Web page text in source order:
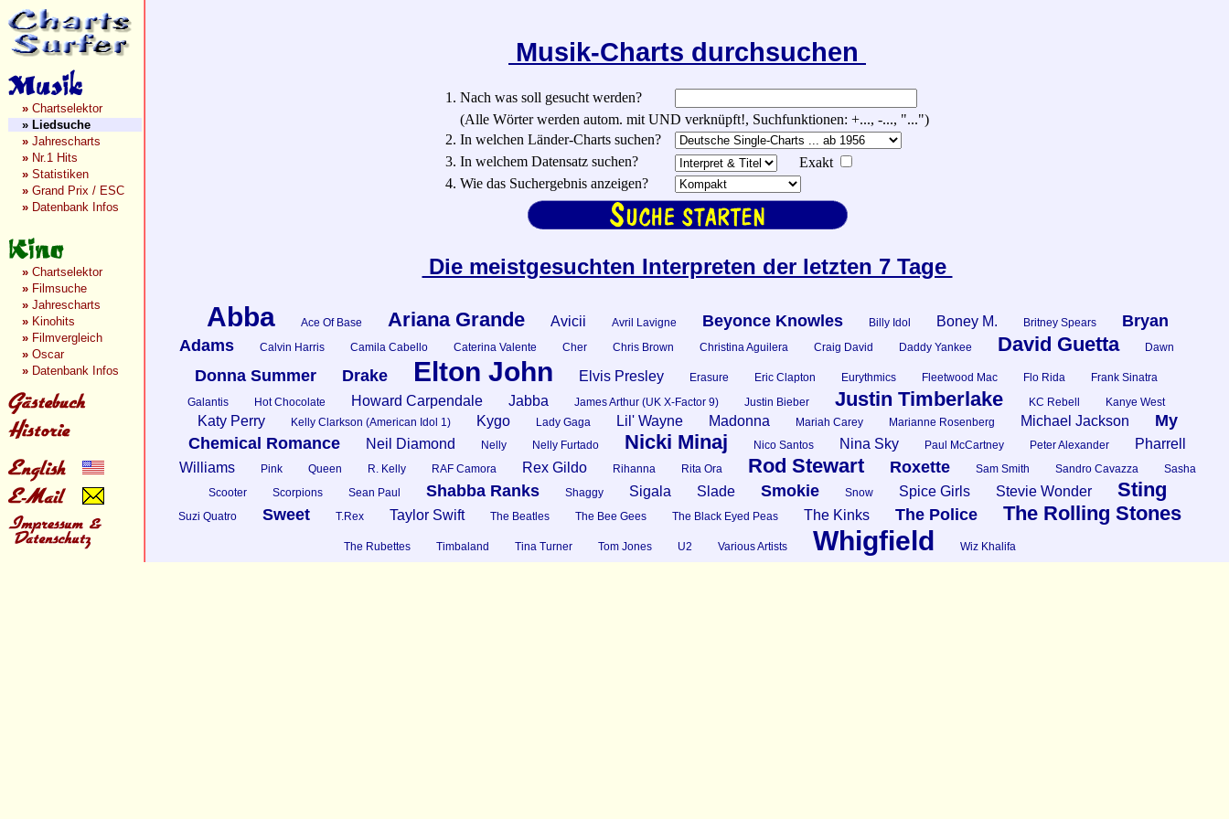
» Chartselektor
» Liedsuche
» Jahrescharts
» Nr.1 Hits
» Statistiken
» Grand Prix / ESC
» Datenbank Infos
» Chartselektor
» Filmsuche
» Jahrescharts
» Kinohits
» Filmvergleich
» Oscar
» Datenbank Infos
Musik-Charts durchsuchen
1. Nach was soll gesucht werden?
(Alle Wörter werden autom. mit UND verknüpft!, Suchfunktionen: +..., -..., "...")
2. In welchen Länder-Charts suchen?
3. In welchem Datensatz suchen?
Exakt
4. Wie das Suchergebnis anzeigen?
Die meistgesuchten Interpreten der letzten 7 Tage
Abba Ace Of Base Ariana Grande Avicii Avril Lavigne Beyonce Knowles Billy Idol Boney M. Britney Spears
Bryan
Adams
Calvin Harris Camila Cabello Caterina Valente Cher Chris Brown Christina Aguilera Craig David Daddy Yankee David Guetta Dawn
Donna Summer Drake Elton John Elvis Presley Erasure Eric Clapton Eurythmics Fleetwood Mac Flo Rida
Frank Sinatra
Galantis
Hot Chocolate Howard Carpendale Jabba James Arthur (UK X-Factor 9) Justin Bieber Justin Timberlake KC Rebell Kanye West
Katy Perry Kelly Clarkson (American Idol 1) Kygo Lady Gaga Lil' Wayne Madonna Mariah Carey Marianne Rosenberg Michael Jackson
My
Chemical Romance
Neil Diamond Nelly Nelly Furtado Nicki Minaj Nico Santos Nina Sky Paul McCartney Peter Alexander
Pharrell
Williams
Pink Queen R. Kelly RAF Camora Rex Gildo Rihanna Rita Ora Rod Stewart Roxette Sam Smith Sandro Cavazza
Sasha
Scooter
Scorpions Sean Paul Shabba Ranks Shaggy Sigala Slade Smokie Snow Spice Girls Stevie Wonder Sting
Suzi Quatro Sweet T.Rex Taylor Swift The Beatles The Bee Gees The Black Eyed Peas The Kinks The Police The Rolling Stones
The Rubettes Timbaland Tina Turner Tom Jones U2 Various Artists Whigfield Wiz Khalifa